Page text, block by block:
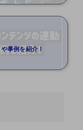
事例を紹介！